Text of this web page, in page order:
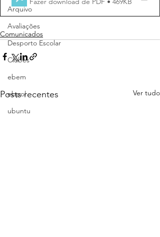
Arquivo
Avaliações
Desporto Escolar
Clubes
ebem
ebpol
ubuntu
Comunicados
Posts recentes Ver tudo